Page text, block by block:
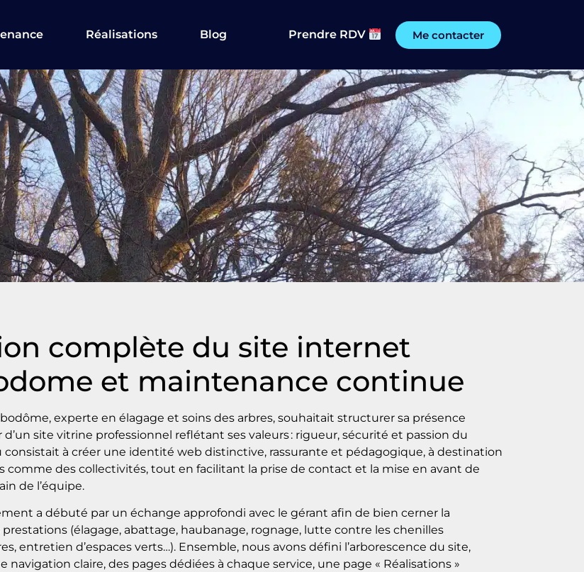
Réalisations Blog Prendre RDV Me contacter
complète du site internet
et maintenance continue
experte en élagage et soins des arbres, souhaitait structurer sa présence
site vitrine professionnel reflétant ses valeurs : rigueur, sécurité et passion du
consistait à créer une identité web distinctive, rassurante et pédagogique, à destination
comme des collectivités, tout en facilitant la prise de contact et la mise en avant de
de l’équipe.
a débuté par un échange approfondi avec le gérant afin de bien cerner la
(élagage, abattage, haubanage, rognage, lutte contre les chenilles
entretien d’espaces verts…). Ensemble, nous avons défini l’arborescence du site,
navigation claire, des pages dédiées à chaque service, une page « Réalisations »